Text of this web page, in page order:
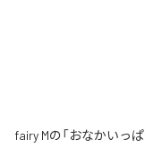
fairy Mの「おなかいっ